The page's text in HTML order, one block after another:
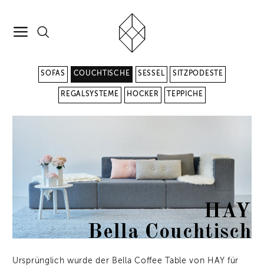
SOFAS COUCHTISCHE SESSEL SITZPODESTE
REGALSYSTEME HOCKER TEPPICHE
HAY
Bella Couchtisch
Ursprünglich wurde der Bella Coffee Table von HAY für